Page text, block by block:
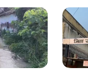
की
शुरुआत
होगी